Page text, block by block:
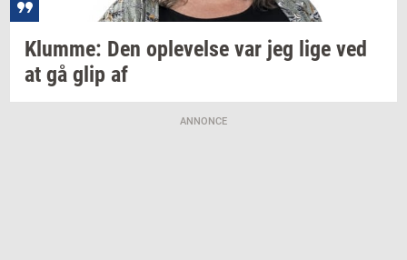
Klum­me: Den op­le­vel­se var jeg lige ved
at gå glip af
ANNONCE